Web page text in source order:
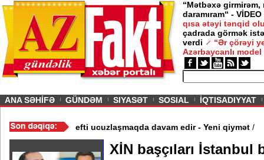
“Mətbəxə girmirəm,
daramıram“ - VİDEO
qısa ətəyi tənqid
çadrada görmək
verdi
“Ər çörəyi
Azərbaycanlı model
ANA SƏHİFƏ GÜNDƏM SIYASƏT SOSIAL İQTISADIYYAT
- Video/ Azərbaycan nefti ucuzlaşmaqda davam edir -
XİN başçıları İstanbul